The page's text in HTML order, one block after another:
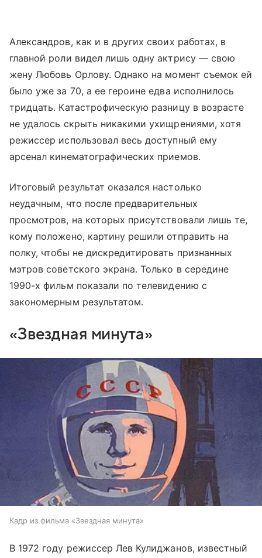
Александров, как и в других своих работах, в
главной роли видел лишь одну актрису — свою
жену Любовь Орлову. Однако на момент съемок ей
было уже за 70, а ее героине едва исполнилось
тридцать. Катастрофическую разницу в возрасте
не удалось скрыть никакими ухищрениями, хотя
режиссер использовал весь доступный ему
арсенал кинематографических приемов.
Итоговый результат оказался настолько
неудачным, что после предварительных
просмотров, на которых присутствовали лишь те,
кому положено, картину решили отправить на
полку, чтобы не дискредитировать признанных
мэтров советского экрана. Только в середине
1990-х фильм показали по телевидению с
закономерным результатом.
«Звездная минута»
Кадр из фильма «Звездная минута»
В 1972 году режиссер Лев Кулиджанов, известный